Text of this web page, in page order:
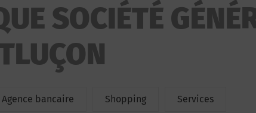
SOCIÉTÉ
Agence bancaire Shopping Services